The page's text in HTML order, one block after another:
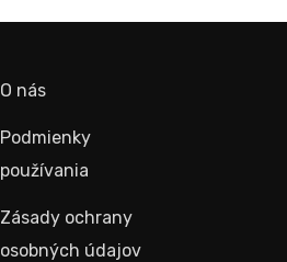
O nás
Podmienky
používania
Zásady ochrany
osobných údajov